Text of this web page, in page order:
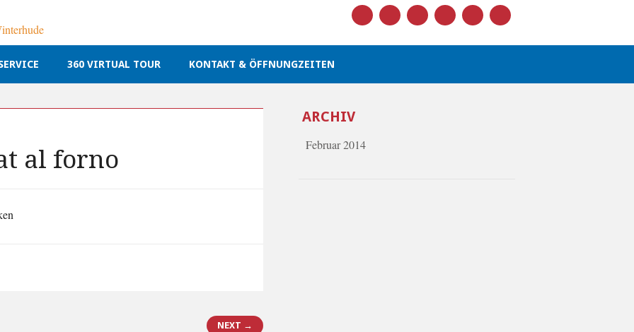
360 VIRTUAL TOUR KONTAKT & ÖFFNUNGZEITEN
al forno
NEXT →
ARCHIV
Februar 2014